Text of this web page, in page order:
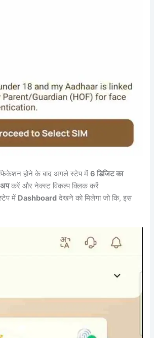
होने के बाद अगले स्टेप में6 डिजिट का
करें और नेक्स्ट विकल्प क्लिक करें
में Dashboard देखने को मिलेगा जो कि, इस